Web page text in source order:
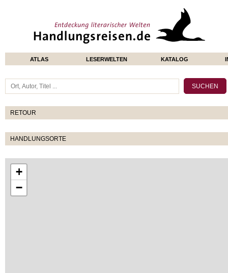
ATLAS LESERWELTEN KATALOG
RETOUR
HANDLUNGSORTE
+
−